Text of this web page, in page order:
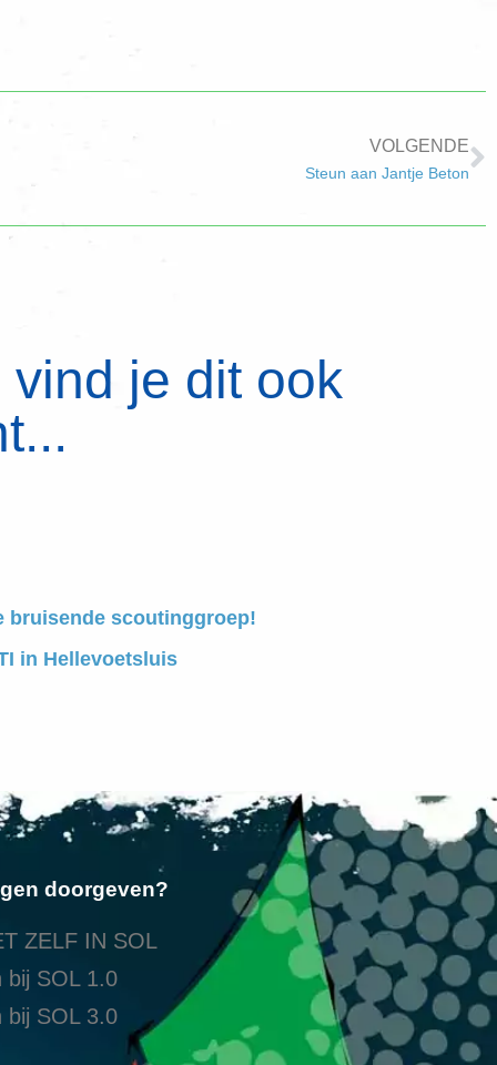
VOLGENDE
Steun aan Jantje Beton
je dit ook
bruisende scoutinggroep!
in Hellevoetsluis
doorgeven?
ZELF IN SOL
bij SOL 1.0
bij SOL 3.0